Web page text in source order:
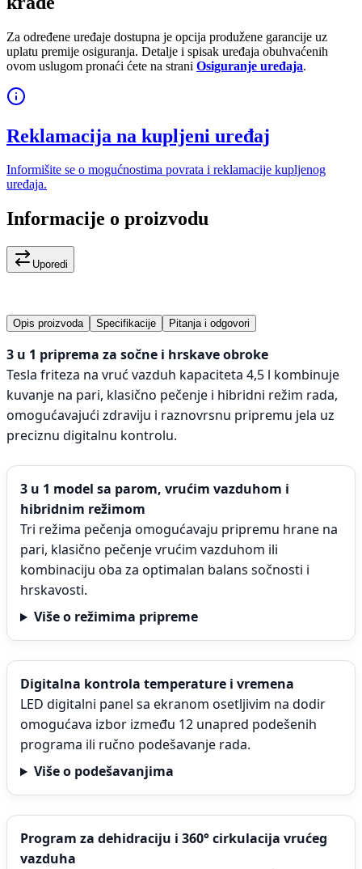
Za određene uređaje dostupna je opcija produžene garancije uz
uplatu premije osiguranja. Detalje i spisak uređaja obuhvaćenih
ovom uslugom pronaći ćete na strani Osiguranje uređaja.
Reklamacija na kupljeni uređaj
Informišite se o mogućnostima povrata i reklamacije kupljenog
uređaja.
Informacije o proizvodu
Uporedi
Opis proizvoda Specifikacije Pitanja i odgovori
3 u 1 priprema za sočne i hrskave obroke
Tesla friteza na vruć vazduh kapaciteta 4,5 l kombinuje
kuvanje na pari, klasično pečenje i hibridni režim rada,
omogućavajući zdraviju i raznovrsnu pripremu jela uz
preciznu digitalnu kontrolu.
3 u 1 model sa parom, vrućim vazduhom i
hibridnim režimom
Tri režima pečenja omogućavaju pripremu hrane na
pari, klasično pečenje vrućim vazduhom ili
kombinaciju oba za optimalan balans sočnosti i
hrskavosti.
Više o režimima pripreme
Digitalna kontrola temperature i vremena
LED digitalni panel sa ekranom osetljivim na dodir
omogućava izbor između 12 unapred podešenih
programa ili ručno podešavanje rada.
Više o podešavanjima
Program za dehidraciju i 360° cirkulacija vrućeg
vazduha